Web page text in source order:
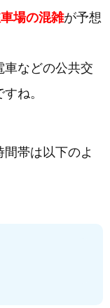
場の混雑が予想
車などの公共交
ね。
帯は以下のよ